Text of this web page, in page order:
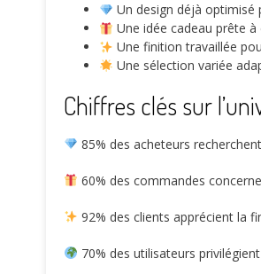
Un design déjà optimisé
Une idée cadeau prête
Une finition travaillée
Une sélection variée
Chiffres clés sur
85% des acheteurs
60% des commandes
92% des clients apprécient la
70% des utilisateurs